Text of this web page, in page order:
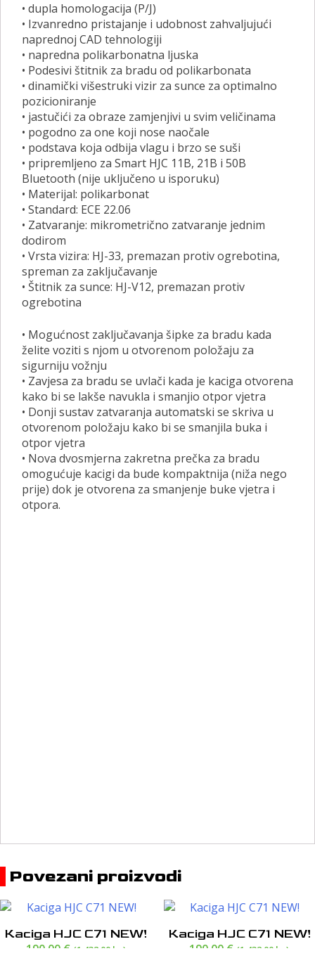
• dupla homologacija (P/J)
• Izvanredno pristajanje i udobnost zahvaljujući
naprednoj CAD tehnologiji
• napredna polikarbonatna ljuska
• Podesivi štitnik za bradu od polikarbonata
• dinamički višestruki vizir za sunce za optimalno
pozicioniranje
• jastučići za obraze zamjenjivi u svim veličinama
• pogodno za one koji nose naočale
• podstava koja odbija vlagu i brzo se suši
• pripremljeno za Smart HJC 11B, 21B i 50B
Bluetooth (nije uključeno u isporuku)
• Materijal: polikarbonat
• Standard: ECE 22.06
• Zatvaranje: mikrometrično zatvaranje jednim
dodirom
• Vrsta vizira: HJ-33, premazan protiv ogrebotina,
spreman za zaključavanje
• Štitnik za sunce: HJ-V12, premazan protiv
ogrebotina
• Mogućnost zaključavanja šipke za bradu kada
želite voziti s njom u otvorenom položaju za
sigurniju vožnju
• Zavjesa za bradu se uvlači kada je kaciga otvorena
kako bi se lakše navukla i smanjio otpor vjetra
• Donji sustav zatvaranja automatski se skriva u
otvorenom položaju kako bi se smanjila buka i
otpor vjetra
• Nova dvosmjerna zakretna prečka za bradu
omogućuje kacigi da bude kompaktnija (niža nego
prije) dok je otvorena za smanjenje buke vjetra i
otpora.
Povezani proizvodi
Kaciga HJC C71 NEW!
190,00 € (1.432,00 kn)
Kaciga HJC C71 NEW!
190,00 € (1.432,00 kn)